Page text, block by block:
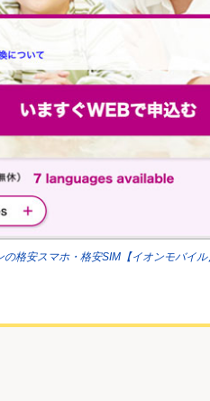
の格安スマホ・格安SIM【イオンモバイル